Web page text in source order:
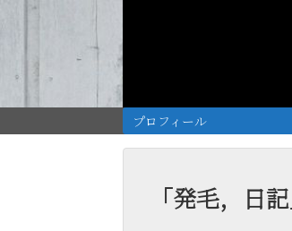
プロフィール
「発毛，日記